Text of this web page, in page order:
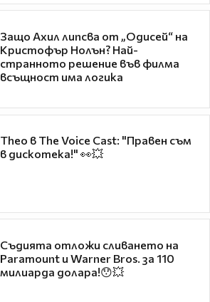
Защо Ахил липсва от „Одисей“ на
Кристофър Нолън? Най-
странното решение във филма
всъщност има логика
Theo в The Voice Cast: "Правен съм
в дискотека!" 👀💥
Съдията отложи сливането на
Paramount и Warner Bros. за 110
милиарда долара!😯💥